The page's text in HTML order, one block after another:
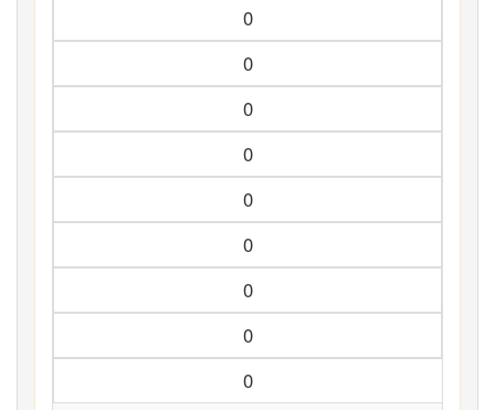
0
0
0
0
0
0
0
0
0